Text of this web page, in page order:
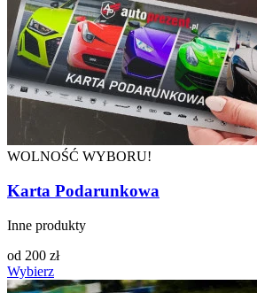
WOLNOŚĆ WYBORU!
Karta Podarunkowa
Inne produkty
od 200 zł
Wybierz